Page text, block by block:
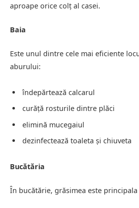
aproape orice colț al casei.
Baia
Este unul dintre cele mai eficiente
aburului:
îndepărtează calcarul
curăță rosturile dintre plăci
elimină mucegaiul
dezinfectează toaleta și chiuveta
Bucătăria
În bucătărie, grăsimea este